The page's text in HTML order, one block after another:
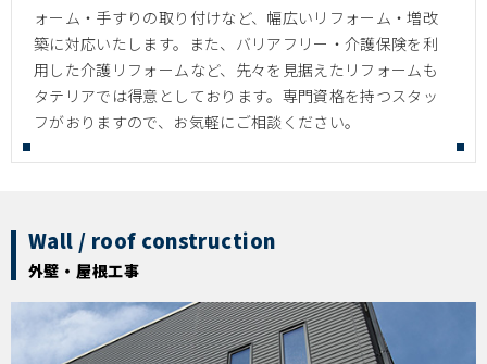
ォーム・手すりの取り付けなど、幅広いリフォーム・増改
築に対応いたします。また、バリアフリー・介護保険を利
用した介護リフォームなど、先々を見据えたリフォームも
タテリアでは得意としております。専門資格を持つスタッ
フがおりますので、お気軽にご相談ください。
Wall / roof construction
外壁・屋根工事